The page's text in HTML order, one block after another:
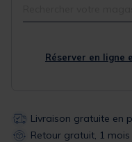
Réserver en ligne
Livraison gratuite en
Retour gratuit, 1